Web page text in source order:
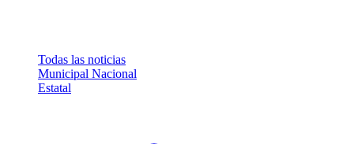
Todas las noticias
Municipal Nacional
Estatal